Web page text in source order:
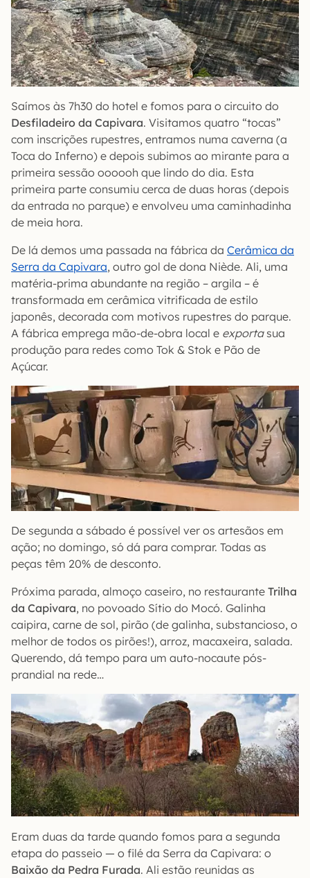
Saímos às 7h30 do hotel e fomos para o circuito do
Desfiladeiro da Capivara. Visitamos quatro “tocas”
com inscrições rupestres, entramos numa caverna (a
Toca do Inferno) e depois subimos ao mirante para a
primeira sessão oooooh que lindo do dia. Esta
primeira parte consumiu cerca de duas horas (depois
da entrada no parque) e envolveu uma caminhadinha
de meia hora.
De lá demos uma passada na fábrica da Cerâmica da
Serra da Capivara, outro gol de dona Niède. Ali, uma
matéria-prima abundante na região – argila – é
transformada em cerâmica vitrificada de estilo
japonês, decorada com motivos rupestres do parque.
A fábrica emprega mão-de-obra local e exporta sua
produção para redes como Tok & Stok e Pão de
Açúcar.
De segunda a sábado é possível ver os artesãos em
ação; no domingo, só dá para comprar. Todas as
peças têm 20% de desconto.
Próxima parada, almoço caseiro, no restaurante Trilha
da Capivara, no povoado Sítio do Mocó. Galinha
caipira, carne de sol, pirão (de galinha, substancioso, o
melhor de todos os pirões!), arroz, macaxeira, salada.
Querendo, dá tempo para um auto-nocaute pós-
prandial na rede…
Eram duas da tarde quando fomos para a segunda
etapa do passeio — o filé da Serra da Capivara: o
Baixão da Pedra Furada. Ali estão reunidas as